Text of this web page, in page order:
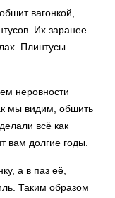
вагонкой,
Их заранее
Плинтусы
неровности
мы видим, обшить
всё как
вам долгие годы.
а в паз её,
Таким образом